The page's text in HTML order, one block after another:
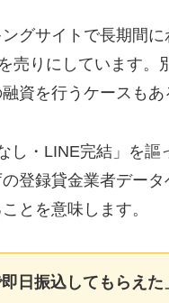
グサイトで長期間
売りにしています。
資を行うケースもあ
し・LINE完結」を
登録貸金業者デー
とを意味します。
日振込してもらえた